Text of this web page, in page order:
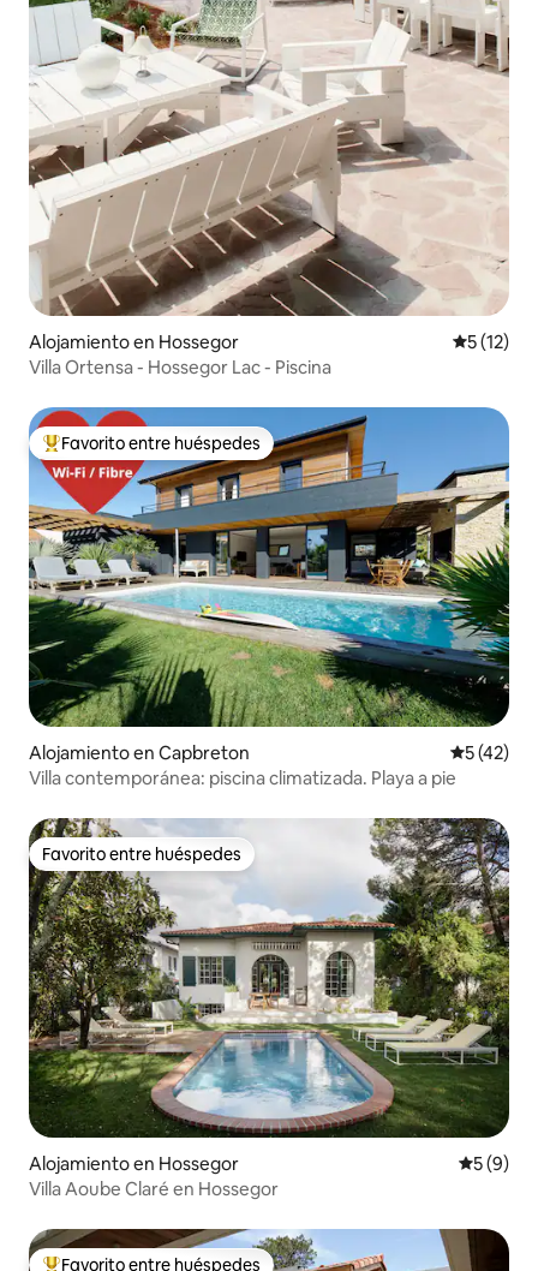
Alojamiento en Hossegor
5 (12)
Villa Ortensa - Hossegor Lac - Piscina
Favorito entre huéspedes preferido
Favorito entre huéspedes
Alojamiento en Capbreton
5 (42)
Villa contemporánea: piscina climatizada. Playa a pie
Favorito entre huéspedes
Favorito entre huéspedes
Alojamiento en Hossegor
5 (9)
Villa Aoube Claré en Hossegor
Favorito entre huéspedes